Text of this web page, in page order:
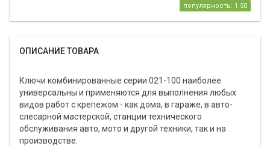
популярность: 1.50
ОПИСАНИЕ ТОВАРА
Ключи комбинированные серии 021-100 наиболее
универсальны и применяются для выполнения любых
видов работ с крепежом - как дома, в гараже, в авто-
слесарной мастерской, станции технического
обслуживания авто, мото и другой техники, так и на
производстве.